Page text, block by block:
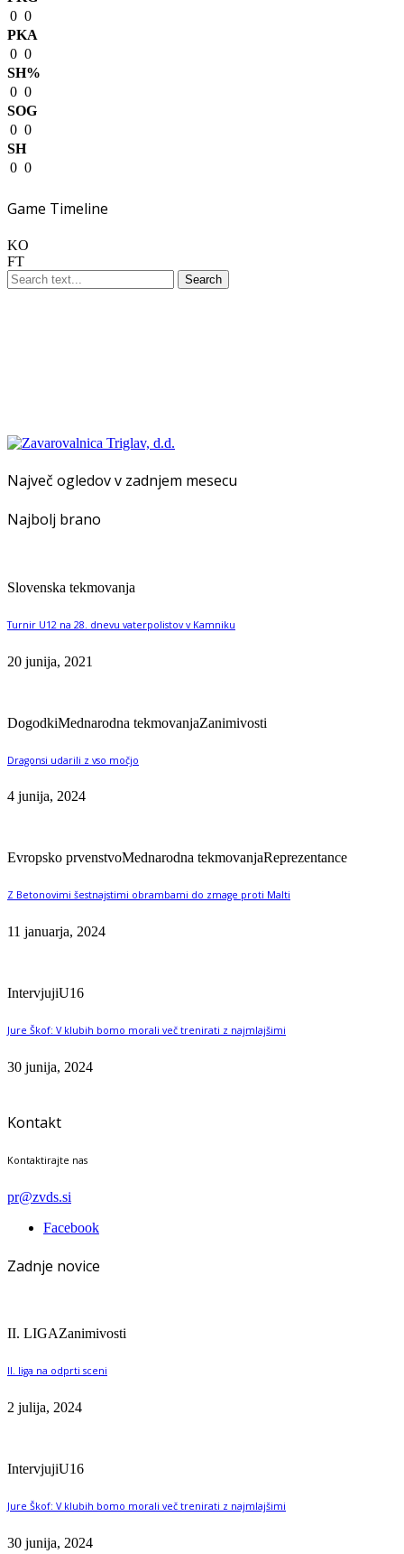
0 0
PKA
0 0
SH%
0 0
SOG
0 0
SH
0 0
Game Timeline
KO
FT
Search
Največ ogledov v zadnjem mesecu
Najbolj brano
Slovenska tekmovanja
Turnir U12 na 28. dnevu vaterpolistov v Kamniku
20 junija, 2021
DogodkiMednarodna tekmovanjaZanimivosti
Dragonsi udarili z vso močjo
4 junija, 2024
Evropsko prvenstvoMednarodna tekmovanjaReprezentance
Z Betonovimi šestnajstimi obrambami do zmage proti Malti
11 januarja, 2024
IntervjujiU16
Jure Škof: V klubih bomo morali več trenirati z najmlajšimi
30 junija, 2024
Kontakt
Kontaktirajte nas
pr@zvds.si
Facebook
Zadnje novice
II. LIGAZanimivosti
II. liga na odprti sceni
2 julija, 2024
IntervjujiU16
Jure Škof: V klubih bomo morali več trenirati z najmlajšimi
30 junija, 2024